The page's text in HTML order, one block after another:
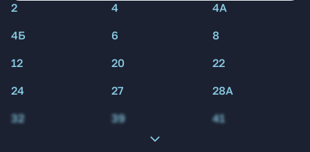
2 4
4А
4Б
6
8
12
20
22
24
27
28А
32
39 41